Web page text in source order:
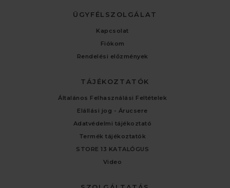
ÜGYFÉLSZOLGÁLAT
Kapcsolat
Fiókom
Rendelési előzmények
TÁJÉKOZTATÓK
Általános Felhasználási Feltételek
Elállási jog - Árucsere
Adatvédelmi tájékoztató
Termék tájékoztatók
STORE 13 KATALÓGUS
Video